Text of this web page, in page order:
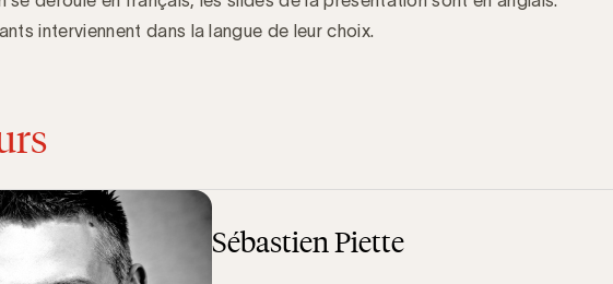
interviennent dans la langue de leur choix.
Sébastien Piette